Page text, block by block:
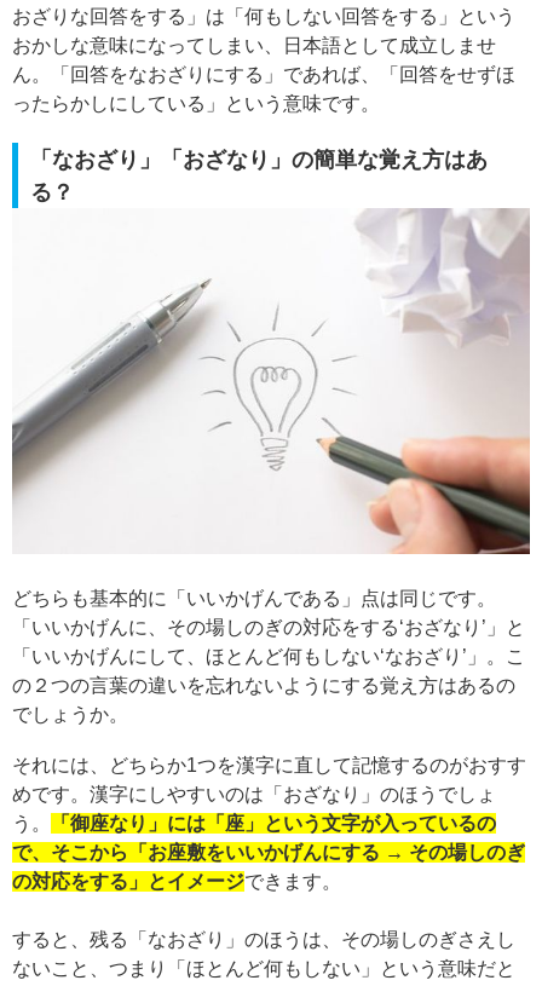
おざりな回答をする」は「何もしない回答をする」という
おかしな意味になってしまい、日本語として成立しませ
ん。「回答をなおざりにする」であれば、「回答をせずほ
ったらかしにしている」という意味です。
「なおざり」「おざなり」の簡単な覚え方はあ
る？
どちらも基本的に「いいかげんである」点は同じです。
「いいかげんに、その場しのぎの対応をする‘おざなり’」と
「いいかげんにして、ほとんど何もしない‘なおざり’」。こ
の２つの言葉の違いを忘れないようにする覚え方はあるの
でしょうか。
それには、どちらか1つを漢字に直して記憶するのがおすす
めです。漢字にしやすいのは「おざなり」のほうでしょ
う。
「御座なり」には「座」という文字が入っているの
で、そこから「お座敷をいいかげんにする → その場しのぎ
の対応をする」とイメージできます。
すると、残る「なおざり」のほうは、その場しのぎさえし
ないこと、つまり「ほとんど何もしない」という意味だと